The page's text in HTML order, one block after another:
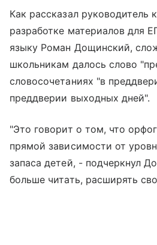
Как рассказал руководитель
разработке материалов для
языку Роман Дощинский,
школьникам далось слово
словосочетаниях "в
преддверии выходных дней".
"Это говорит о том, что
прямой зависимости от
запаса детей, - подчеркнул
больше читать, расширять